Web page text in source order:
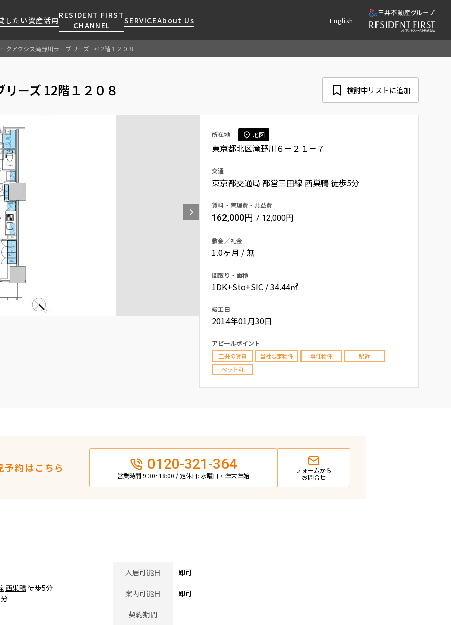
したい 資産活用
RESIDENT FIRST
CHANNEL
SERVICEAbout Us
会社情報
採用情報
人気エリアから探す
駅・沿線から探す
新着情報から探す
当社限定(港区・渋谷区以外)
お問い合わせ
お問い合わせ
マンションレポート
住まいのコラム
会員ページ
English
クアクシス滝野川ラ ブリーズ 12階１２０８
ーズ 12階１２０８ 検討中リストに追加
所在地 地図
東京都北区滝野川６－２１－７
交通
東京都交通局 都営三田線 西巣鴨徒歩5分
賃料・管理費・共益費
162,000円 / 12,000円
敷金／礼金
1.0ヶ月 / 無
間取り・面積
1DK+Sto+SIC / 34.44㎡
竣工日
2014年01月30日
アピールポイント
三井の賃貸 当社限定物件 専任物件
駅近
ペット可
約はこちら 0120-321-364
営業時間 9:30~18:00 / 定休日: 水曜日・年末年始
フォームから
お問合せ
西巣鴨徒歩5分
入居可能日 即可
案内可能日 即可
契約期間